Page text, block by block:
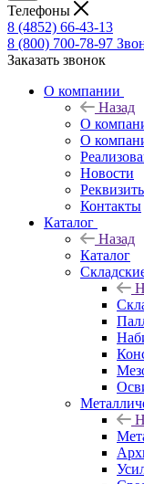
Телефоны
8 (4852) 66-43-13
8 (800) 700-78-97
Заказать звонок
О компании
Назад
О
О
Новости
Контакты
Каталог
Назад
Каталог